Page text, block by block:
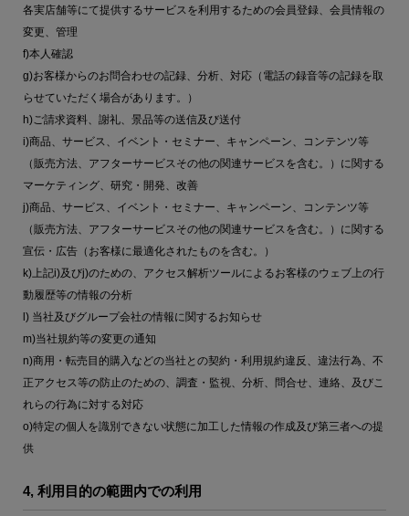
各実店舗等にて提供するサービスを利用するための会員登録、会員情報の
変更、管理
f)本人確認
g)お客様からのお問合わせの記録、分析、対応（電話の録音等の記録を取
らせていただく場合があります。）
h)ご請求資料、謝礼、景品等の送信及び送付
i)商品、サービス、イベント・セミナー、キャンペーン、コンテンツ等
（販売方法、アフターサービスその他の関連サービスを含む。）に関する
マーケティング、研究・開発、改善
j)商品、サービス、イベント・セミナー、キャンペーン、コンテンツ等
（販売方法、アフターサービスその他の関連サービスを含む。）に関する
宣伝・広告（お客様に最適化されたものを含む。）
k)上記i)及びj)のための、アクセス解析ツールによるお客様のウェブ上の行
動履歴等の情報の分析
l) 当社及びグループ会社の情報に関するお知らせ
m)当社規約等の変更の通知
n)商用・転売目的購入などの当社との契約・利用規約違反、違法行為、不
正アクセス等の防止のための、調査・監視、分析、問合せ、連絡、及びこ
れらの行為に対する対応
o)特定の個人を識別できない状態に加工した情報の作成及び第三者への提
供
4, 利用目的の範囲内での利用